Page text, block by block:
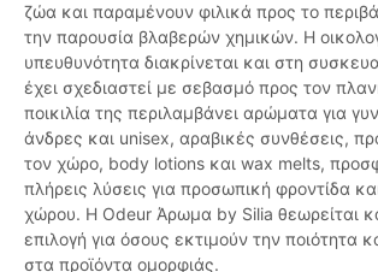
ζώα και παραμένουν φιλικά προς το
την παρουσία βλαβερών χημικών. Η
υπευθυνότητα διακρίνεται και στη
έχει σχεδιαστεί με σεβασμό προς τον
ποικιλία της περιλαμβάνει αρώματα για
άνδρες και unisex, αραβικές συνθέσεις,
τον χώρο, body lotions και wax melts,
πλήρεις λύσεις για προσωπική φροντίδα
χώρου. Η Odeur Άρωμα by Silia θεωρείται
επιλογή για όσους εκτιμούν την ποιότητα
στα προϊόντα ομορφιάς.